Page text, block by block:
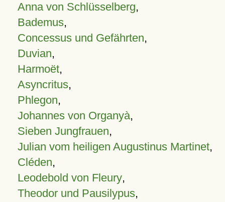
Anna von Schlüsselberg,
Bademus,
Concessus und Gefährten,
Duvian,
Harmoët,
Asyncritus,
Phlegon,
Johannes von Organyà,
Sieben Jungfrauen,
Julian vom heiligen Augustinus Martinet,
Cléden,
Leodebold von Fleury,
Theodor und Pausilypus,